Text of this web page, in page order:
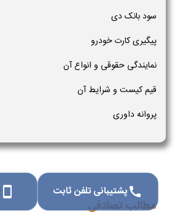
سود بانک دی
پیگیری کارت خودرو
نمایندگی حقوقی و انواع آن
قیم کیست و شرایط آن
پروانه داوری
مطالب تصادفی
callپشتیبانی تلفن ثابت smartphone